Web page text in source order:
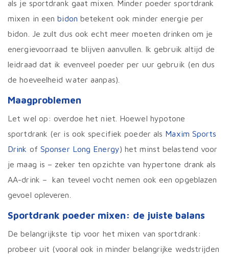
als je sportdrank gaat mixen. Minder poeder sportdrank
mixen in eenbidon betekent ook minder energie per
bidon. Je zult dus ook echt meer moeten drinken om je
energievoorraad te blijven aanvullen. Ik gebruik altijd de
leidraad dat ik evenveel poeder per uur gebruik (en dus
de hoeveelheid water aanpas).
Maagproblemen
Let wel op: overdoe het niet. Hoewel hypotone
sportdrank (er is ook specifiek poeder als Maxim Sports
Drink of Sponser Long Energy) het minst belastend voor
je maag is – zeker ten opzichte van hypertone drank als
AA-drink – kan teveel vocht nemen ook een opgeblazen
gevoel opleveren.
Sportdrank poeder mixen: de juiste balans
De belangrijkste tip voor het mixen van sportdrank:
probeer uit (vooral ook in minder belangrijke wedstrijden